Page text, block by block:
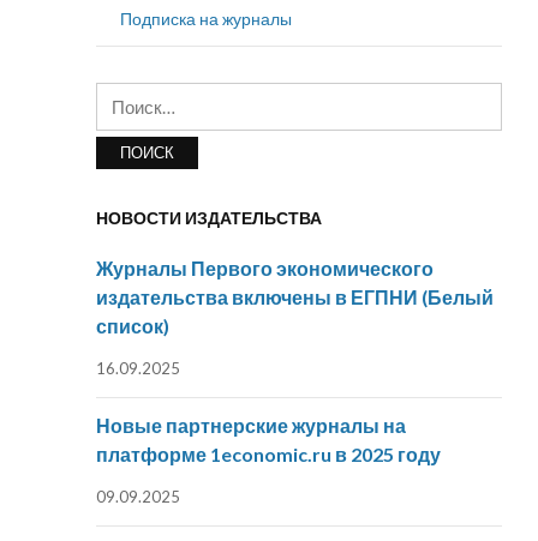
Подписка на журналы
НОВОСТИ ИЗДАТЕЛЬСТВА
Журналы Первого экономического
издательства включены в ЕГПНИ (Белый
список)
16.09.2025
Новые партнерские журналы на
платформе 1economic.ru в 2025 году
09.09.2025